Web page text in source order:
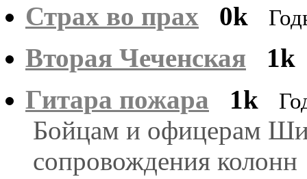
Страх во прах
0k
Вторая Чеченская
1k
Гитара пожара
1k
Бойцам и офицерам
сопровождения колонн